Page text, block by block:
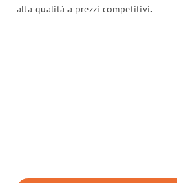
alta qualità a prezzi competitivi.